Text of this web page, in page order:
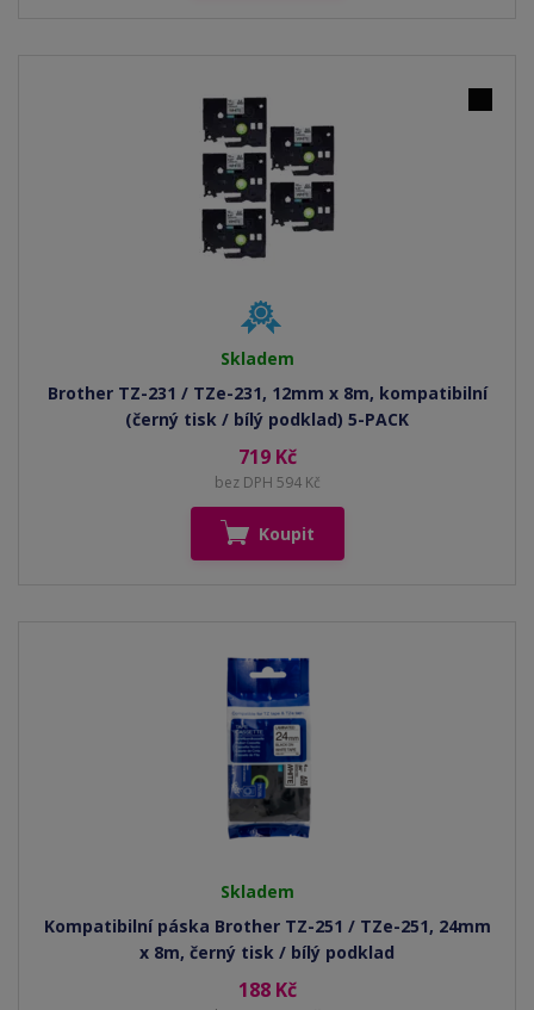
Skladem
Brother TZ-231 / TZe-231, 12mm x 8m, kompatibilní
(černý tisk / bílý podklad) 5-PACK
719 Kč
bez DPH 594 Kč
Koupit
Skladem
Kompatibilní páska Brother TZ-251 / TZe-251, 24mm
x 8m, černý tisk / bílý podklad
188 Kč